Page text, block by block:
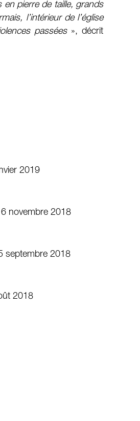
en pierre de taille, grands
l’intérieur de l’église
passées», décrit
2019
6 novembre 2018
septembre 2018
2018